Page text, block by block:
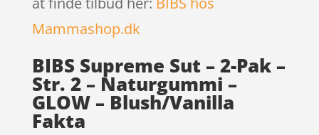
Mammashop.dk
BIBS Supreme Sut – 2-Pak –
Str. 2 – Naturgummi –
GLOW – Blush/Vanilla
Fakta